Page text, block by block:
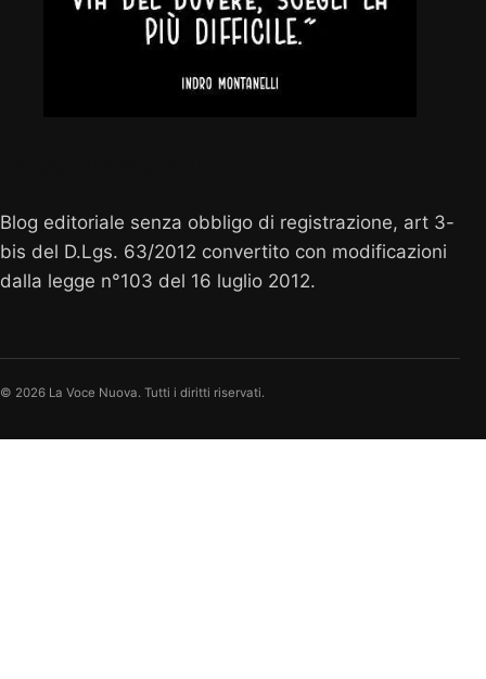
Blog editoriale senza obbligo di registrazione, art 3-
bis del D.Lgs. 63/2012 convertito con modificazioni
dalla legge n°103 del 16 luglio 2012.
© 2026 La Voce Nuova. Tutti i diritti riservati.